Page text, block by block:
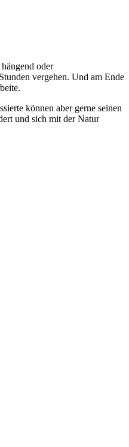
oder
vergehen. Und am Ende
können aber gerne seinen
und sich mit der Natur